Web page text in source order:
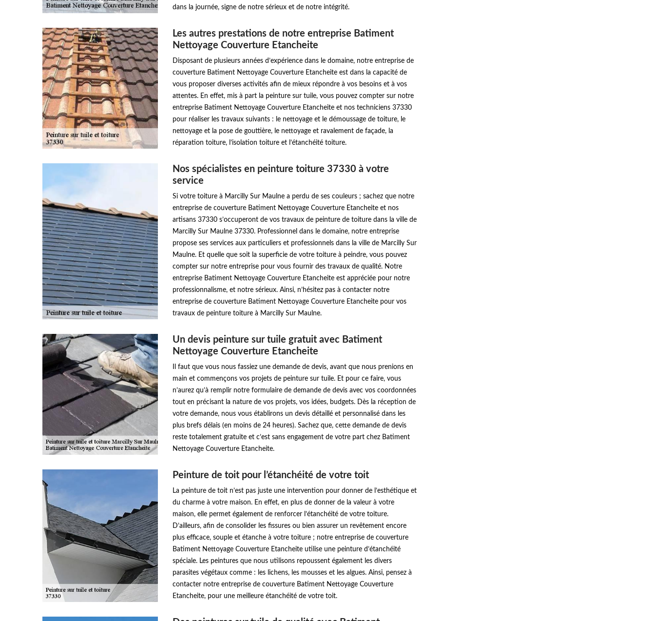
dans la journée, signe de notre sérieux et de notre intégrité.
Les autres prestations de notre entreprise Batiment
Nettoyage Couverture Etancheite
Disposant de plusieurs années d’expérience dans le domaine, notre entreprise de
couverture Batiment Nettoyage Couverture Etancheite est dans la capacité de
vous proposer diverses activités afin de mieux répondre à vos besoins et à vos
attentes. En effet, mis à part la peinture sur tuile, vous pouvez compter sur notre
entreprise Batiment Nettoyage Couverture Etancheite et nos techniciens 37330
pour réaliser les travaux suivants : le nettoyage et le démoussage de toiture, le
nettoyage et la pose de gouttière, le nettoyage et ravalement de façade, la
réparation toiture, l’isolation toiture et l’étanchéité toiture.
Nos spécialistes en peinture toiture 37330 à votre
service
Si votre toiture à Marcilly Sur Maulne a perdu de ses couleurs ; sachez que notre
entreprise de couverture Batiment Nettoyage Couverture Etancheite et nos
artisans 37330 s’occuperont de vos travaux de peinture de toiture dans la ville de
Marcilly Sur Maulne 37330. Professionnel dans le domaine, notre entreprise
propose ses services aux particuliers et professionnels dans la ville de Marcilly Sur
Maulne. Et quelle que soit la superficie de votre toiture à peindre, vous pouvez
compter sur notre entreprise pour vous fournir des travaux de qualité. Notre
entreprise Batiment Nettoyage Couverture Etancheite est appréciée pour notre
professionnalisme, et notre sérieux. Ainsi, n’hésitez pas à contacter notre
entreprise de couverture Batiment Nettoyage Couverture Etancheite pour vos
travaux de peinture toiture à Marcilly Sur Maulne.
Un devis peinture sur tuile gratuit avec Batiment
Nettoyage Couverture Etancheite
Il faut que vous nous fassiez une demande de devis, avant que nous prenions en
main et commençons vos projets de peinture sur tuile. Et pour ce faire, vous
n’aurez qu’à remplir notre formulaire de demande de devis avec vos coordonnées
tout en précisant la nature de vos projets, vos idées, budgets. Dès la réception de
votre demande, nous vous établirons un devis détaillé et personnalisé dans les
plus brefs délais (en moins de 24 heures). Sachez que, cette demande de devis
reste totalement gratuite et c’est sans engagement de votre part chez Batiment
Nettoyage Couverture Etancheite.
Peinture de toit pour l’étanchéité de votre toit
La peinture de toit n’est pas juste une intervention pour donner de l’esthétique et
du charme à votre maison. En effet, en plus de donner de la valeur à votre
maison, elle permet également de renforcer l’étanchéité de votre toiture.
D’ailleurs, afin de consolider les fissures ou bien assurer un revêtement encore
plus efficace, souple et étanche à votre toiture ; notre entreprise de couverture
Batiment Nettoyage Couverture Etancheite utilise une peinture d’étanchéité
spéciale. Les peintures que nous utilisons repoussent également les divers
parasites végétaux comme : les lichens, les mousses et les algues. Ainsi, pensez à
contacter notre entreprise de couverture Batiment Nettoyage Couverture
Etancheite, pour une meilleure étanchéité de votre toit.